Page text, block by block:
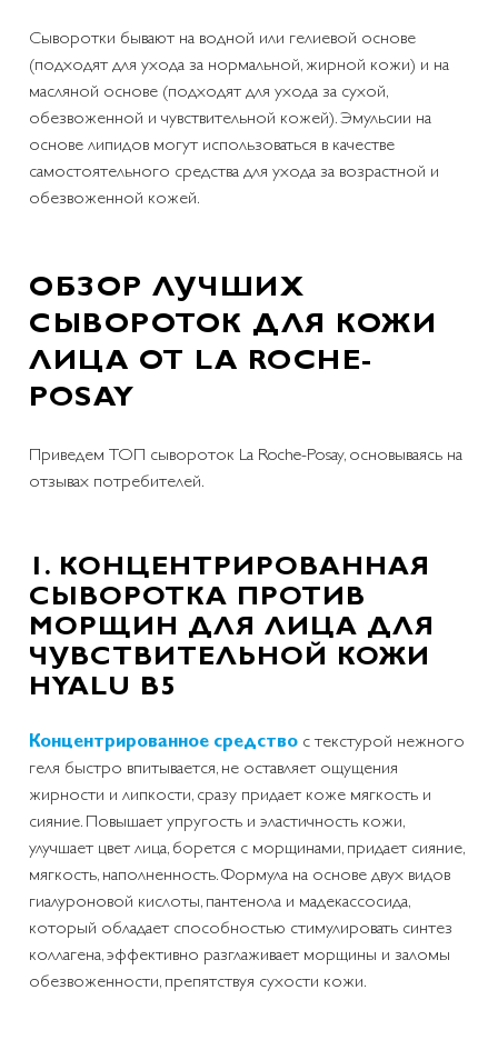
Сыворотки бывают на водной или гелиевой основе
(подходят для ухода за нормальной, жирной кожи) и на
масляной основе (подходят для ухода за сухой,
обезвоженной и чувствительной кожей). Эмульсии на
основе липидов могут использоваться в качестве
самостоятельного средства для ухода за возрастной и
обезвоженной кожей.
ОБЗОР ЛУЧШИХ
СЫВОРОТОК ДЛЯ КОЖИ
ЛИЦА ОТ LA ROCHE-
POSAY
Приведем ТОП сывороток La Roche-Posay, основываясь на
отзывах потребителей.
1. КОНЦЕНТРИРОВАННАЯ
СЫВОРОТКА ПРОТИВ
МОРЩИН ДЛЯ ЛИЦА ДЛЯ
ЧУВСТВИТЕЛЬНОЙ КОЖИ
HYALU В5
Концентрированное средство с текстурой нежного
геля быстро впитывается, не оставляет ощущения
жирности и липкости, сразу придает коже мягкость и
сияние. Повышает упругость и эластичность кожи,
улучшает цвет лица, борется с морщинами, придает сияние,
мягкость, наполненность. Формула на основе двух видов
гиалуроновой кислоты, пантенола и мадекассосида,
который обладает способностью стимулировать синтез
коллагена, эффективно разглаживает морщины и заломы
обезвоженности, препятствуя сухости кожи.